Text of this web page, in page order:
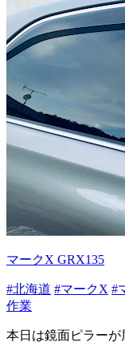
マークX GRX135
#北海道 #マークX #
作業
本日は鏡面ピラー